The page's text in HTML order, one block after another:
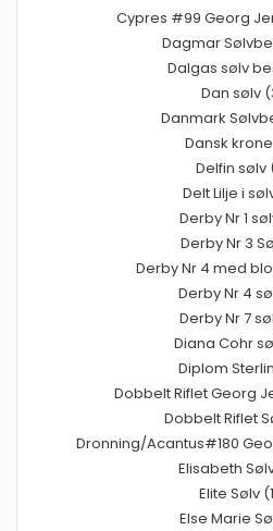
Cypres #99 Georg
Dagmar
Dalgas sølv
Dan sølv
Danmark
Dansk
Delfin sølv
Delt Lilje i
Derby Nr 1
Derby Nr 3
Derby Nr 4 med
Derby Nr 4
Derby Nr 7
Diana Cohr
Diplom
Dobbelt Riflet Georg
Dobbelt Riflet
Dronning/Acantus#180
Elisabeth
Elite Sølv
Else Marie